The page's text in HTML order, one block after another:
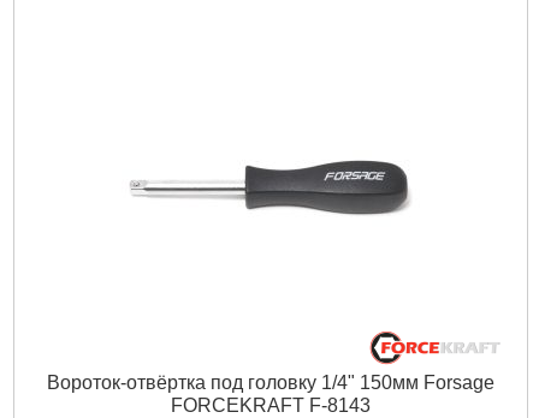
Вороток-отвёртка под головку 1/4" 150мм Forsage
FORCEKRAFT F-8143